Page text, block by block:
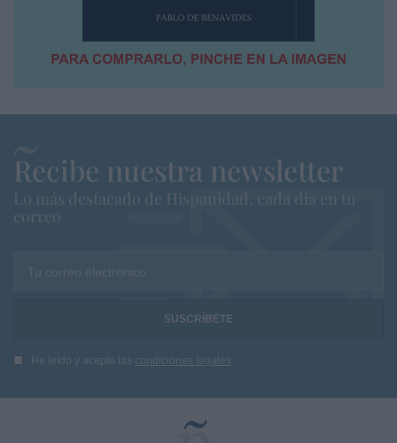
Recibe nuestra newsletter
Lo más destacado de Hispanidad, cada dia en tu
correo
Tu correo electrónico...
He leído y acepto las condiciones legales